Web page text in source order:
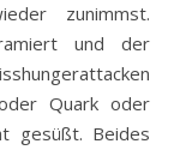
zunimmst.
und der
Quark oder
gesüßt. Beides